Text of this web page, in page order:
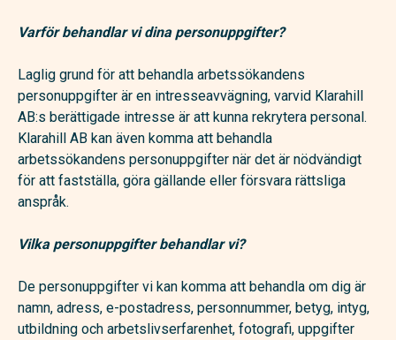
Varför behandlar vi dina personuppgifter?
Laglig grund för att behandla arbetssökandens
personuppgifter är en intresseavvägning, varvid Klarahill
AB:s berättigade intresse är att kunna rekrytera personal.
Klarahill AB kan även komma att behandla
arbetssökandens personuppgifter när det är nödvändigt
för att fastställa, göra gällande eller försvara rättsliga
anspråk.
Vilka personuppgifter behandlar vi?
De personuppgifter vi kan komma att behandla om dig är
namn, adress, e-postadress, personnummer, betyg, intyg,
utbildning och arbetslivserfarenhet, fotografi, uppgifter